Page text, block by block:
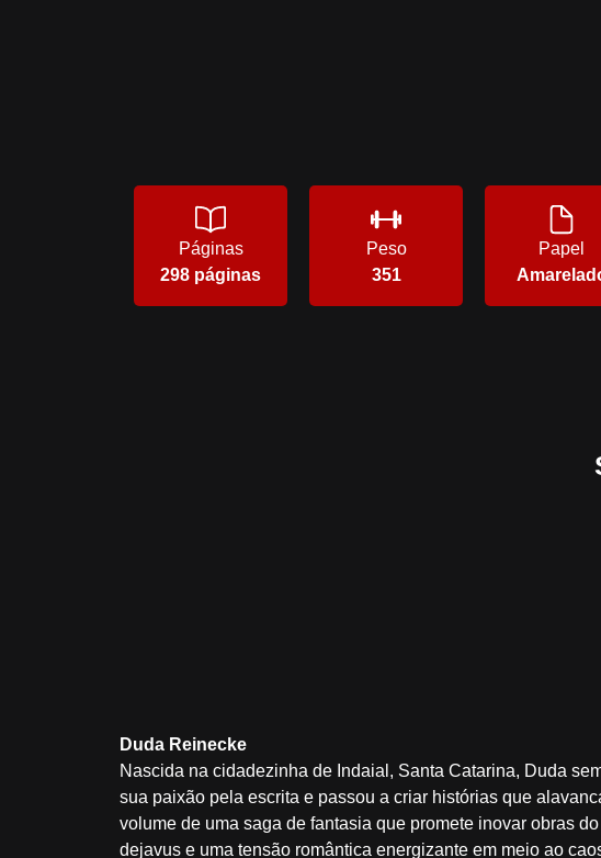
Páginas
298 páginas
Peso
351
Papel
Duda Reinecke
Nascida na cidadezinha de Indaial, Santa Catarina, Duda
sua paixão pela escrita e passou a criar histórias que
volume de uma saga de fantasia que promete inovar obras
dejavus e uma tensão romântica energizante em meio ao